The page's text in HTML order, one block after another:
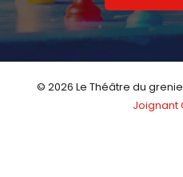
© 2026 Le Théâtre du
Joignant